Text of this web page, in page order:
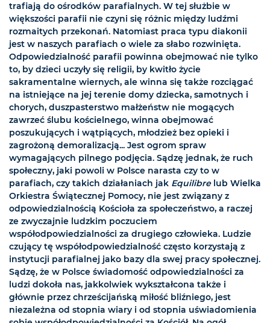
trafiają do ośrodków parafialnych. W tej służbie w
większości parafii nie czyni się różnic między ludźmi
rozmaitych przekonań. Natomiast praca typu diakonii
jest w naszych parafiach o wiele za słabo rozwinięta.
Odpowiedzialność parafii powinna obejmować nie tylko
to, by dzieci uczyły się religii, by kwitło życie
sakramentalne wiernych, ale winna się także rozciągać
na istniejące na jej terenie domy dziecka, samotnych i
chorych, duszpasterstwo małżeństw nie mogących
zawrzeć ślubu kościelnego, winna obejmować
poszukujących i wątpiących, młodzież bez opieki i
zagrożoną demoralizacją... Jest ogrom spraw
wymagających pilnego podjęcia. Sądzę jednak, że ruch
społeczny, jaki powoli w Polsce narasta czy to w
parafiach, czy takich działaniach jak Equilibrelub Wielka
Orkiestra Świątecznej Pomocy, nie jest związany z
odpowiedzialnością Kościoła za społeczeństwo, a raczej
ze zwyczajnie ludzkim poczuciem
współodpowiedzialności za drugiego człowieka. Ludzie
czujący tę współodpowiedzialność często korzystają z
instytucji parafialnej jako bazy dla swej pracy społecznej.
Sądzę, że w Polsce świadomość odpowiedzialności za
ludzi dokoła nas, jakkolwiek wykształcona także i
głównie przez chrześcijańską miłość bliźniego, jest
niezależna od stopnia wiary i od stopnia uświadomienia